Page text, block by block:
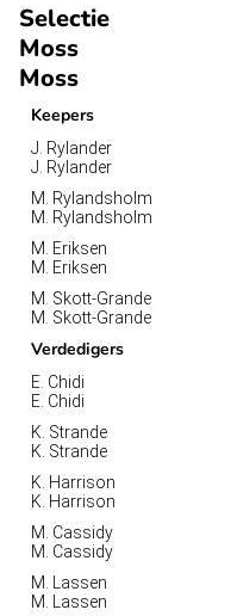
Selectie
Moss
Moss
Keepers
J. Rylander
J. Rylander
M. Rylandsholm
M. Rylandsholm
M. Eriksen
M. Eriksen
M. Skott-Grande
M. Skott-Grande
Verdedigers
E. Chidi
E. Chidi
K. Strande
K. Strande
K. Harrison
K. Harrison
M. Cassidy
M. Cassidy
M. Lassen
M. Lassen